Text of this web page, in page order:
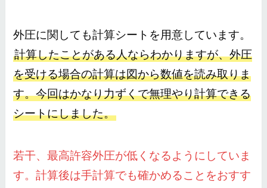
外圧に関しても計算シートを用意しています。
計算したことがある人ならわかりますが、外圧
を受ける場合の計算は図から数値を読み取りま
す。今回はかなり力ずくで無理やり計算できる
シートにしました。
若干、最高許容外圧が低くなるようにしていま
す。計算後は手計算でも確かめることをおすす